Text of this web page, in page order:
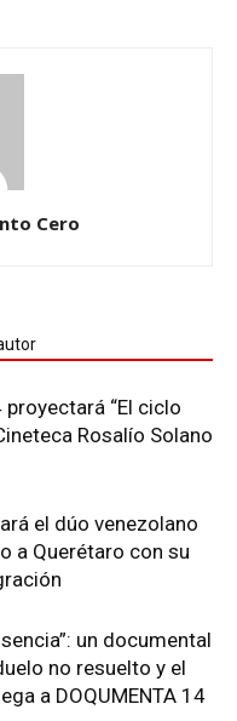
Cero
proyectará “El ciclo
Rosalío Solano
el dúo venezolano
a Querétaro con su
un documental
no resuelto y el
a DOQUMENTA 14